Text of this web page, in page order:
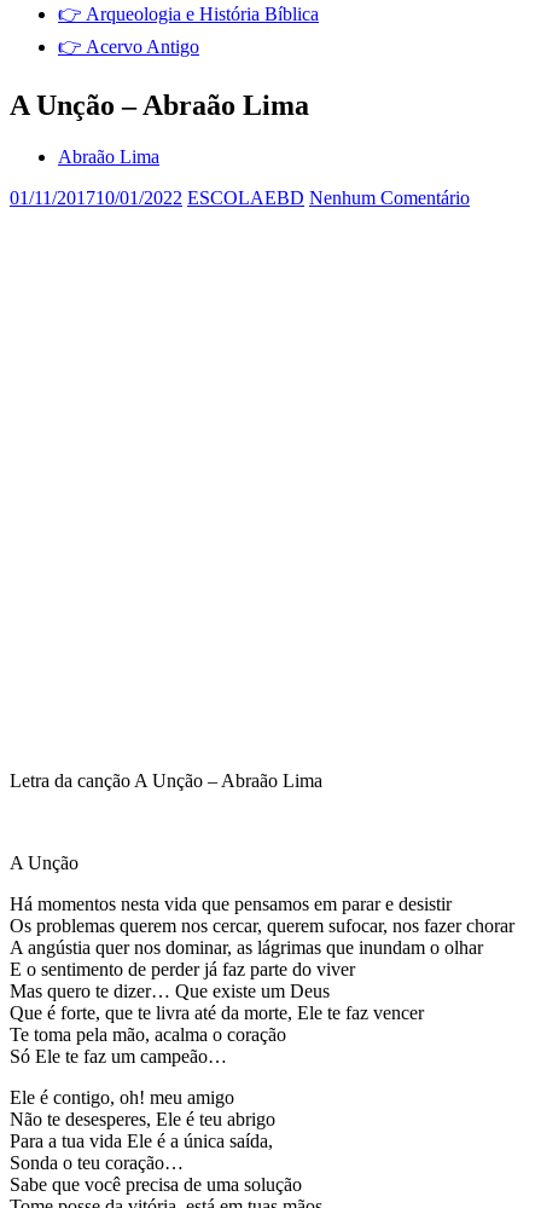
👉 Arqueologia e História Bíblica
👉 Acervo Antigo
A Unção – Abraão Lima
Abraão Lima
01/11/201710/01/2022 ESCOLAEBD Nenhum Comentário
Letra da canção A Unção – Abraão Lima
A Unção
Há momentos nesta vida que pensamos em parar e desistir
Os problemas querem nos cercar, querem sufocar, nos fazer chorar
A angústia quer nos dominar, as lágrimas que inundam o olhar
E o sentimento de perder já faz parte do viver
Mas quero te dizer… Que existe um Deus
Que é forte, que te livra até da morte, Ele te faz vencer
Te toma pela mão, acalma o coração
Só Ele te faz um campeão…
Ele é contigo, oh! meu amigo
Não te desesperes, Ele é teu abrigo
Para a tua vida Ele é a única saída,
Sonda o teu coração…
Sabe que você precisa de uma solução